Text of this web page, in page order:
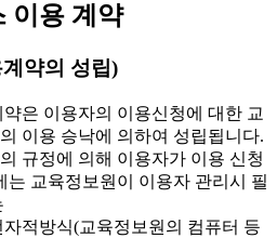
이용 계약
약의 성립)
은 이용자의 이용신청에 대한 교
이용 승낙에 의하여 성립됩니다.
규정에 의해 이용자가 이용 신청
는 교육정보원이 이용자 관리시 필
적방식(교육정보원의 컴퓨터 등